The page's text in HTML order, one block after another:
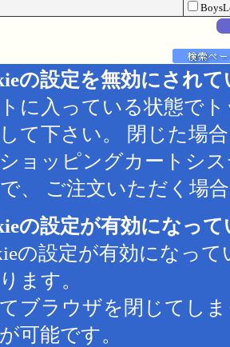
の設定を無効にされ
に入っている状態で
て下さい。 閉じた場
ョッピングカートシ
、 ご注文いただく場
の設定が有効になっ
の設定が有効になっ
ます。
ブラウザを閉じてし
可能です。